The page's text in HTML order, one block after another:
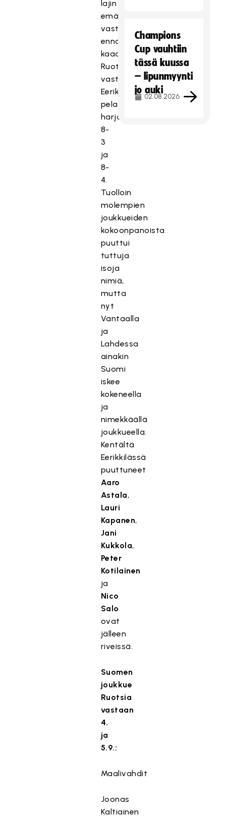
lajin
emämaata
vastaan
ennakkosuosikkina
kaadettuaan
Ruotsin
vastikään
Eerikkilässä
pelatuissa
harjoituskohtaamisissa
8-
3
ja
8-
4.
Tuolloin
molempien
joukkueiden
kokoonpanoista
puuttui
tuttuja
isoja
nimiä,
mutta
nyt
Vantaalla
ja
Lahdessa
ainakin
Suomi
iskee
kokeneella
ja
nimekkäällä
joukkueella.
Kentältä
Eerikkilässä
puuttuneet
Aaro
Astala,
Lauri
Kapanen,
Jani
Kukkola,
Peter
Kotilainen
ja
Nico
Salo
ovat
jälleen
riveissä.
Suomen
joukkue
Ruotsia
vastaan
4.
ja
5.9.:
Maalivahdit
Joonas
Kaltiainen
Champions
Cup vauhtiin
tässä kuussa
– lipunmyynti
jo auki
02.08.2026